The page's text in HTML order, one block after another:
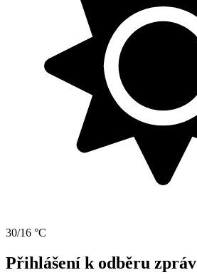
30/16 °C
Přihlášení k odběru zpráv